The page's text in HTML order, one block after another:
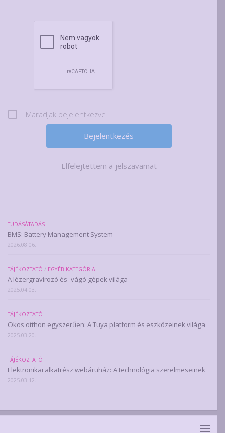
Maradjak bejelentkezve
Elfelejtettem a jelszavamat
TUDÁSÁTADÁS
BMS: Battery Management System
2026.08.06.
TÁJÉKOZTATÓ / EGYÉB KATEGÓRIA
A lézergravírozó és -vágó gépek világa
2025.04.03.
TÁJÉKOZTATÓ
Okos otthon egyszerűen: A Tuya platform és eszközeinek világa
2025.03.20.
TÁJÉKOZTATÓ
Elektronikai alkatrész webáruház: A technológia szerelmeseinek
2025.03.12.